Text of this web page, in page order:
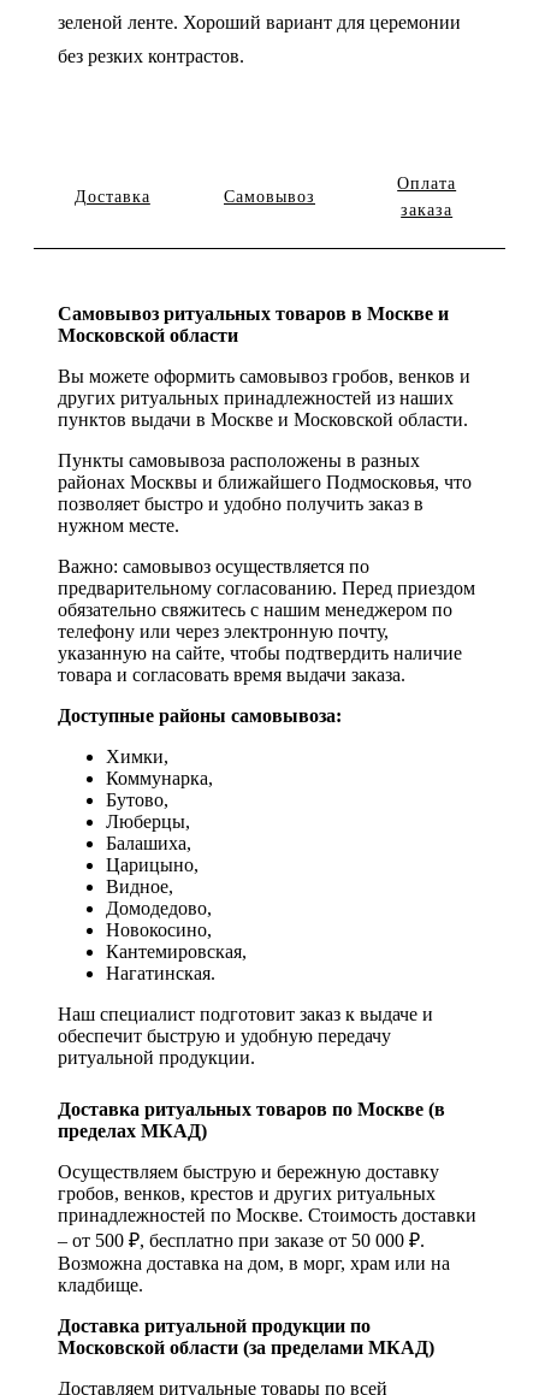
зеленой ленте. Хороший вариант для церемонии
без резких контрастов.
Доставка Самовывоз
Оплата
заказа
Самовывоз ритуальных товаров в Москве и
Московской области
Вы можете оформить самовывоз гробов, венков и
других ритуальных принадлежностей из наших
пунктов выдачи в Москве и Московской области.
Пункты самовывоза расположены в разных
районах Москвы и ближайшего Подмосковья, что
позволяет быстро и удобно получить заказ в
нужном месте.
Важно: самовывоз осуществляется по
предварительному согласованию. Перед приездом
обязательно свяжитесь с нашим менеджером по
телефону или через электронную почту,
указанную на сайте, чтобы подтвердить наличие
товара и согласовать время выдачи заказа.
Доступные районы самовывоза:
Химки,
Коммунарка,
Бутово,
Люберцы,
Балашиха,
Царицыно,
Видное,
Домодедово,
Новокосино,
Кантемировская,
Нагатинская.
Наш специалист подготовит заказ к выдаче и
обеспечит быструю и удобную передачу
ритуальной продукции.
Доставка ритуальных товаров по Москве (в
пределах МКАД)
Осуществляем быструю и бережную доставку
гробов, венков, крестов и других ритуальных
принадлежностей по Москве. Стоимость доставки
– от 500 ₽, бесплатно при заказе от 50 000 ₽.
Возможна доставка на дом, в морг, храм или на
кладбище.
Доставка ритуальной продукции по
Московской области (за пределами МКАД)
Доставляем ритуальные товары по всей